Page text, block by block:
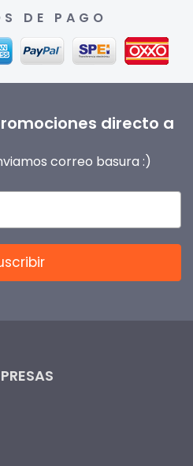
DE PAGO
directo a
correo basura :)